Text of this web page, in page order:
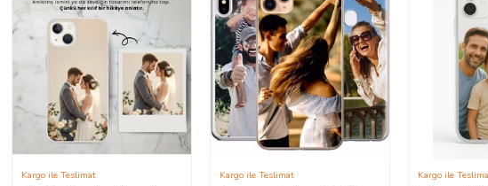
Kargo ile Teslimat Kargo ile Teslimat Kargo ile